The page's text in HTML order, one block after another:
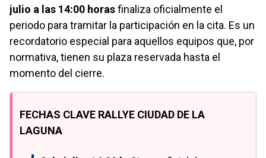
julio a las 14:00 horasfinaliza oficialmente el
periodo para tramitar la participación en la cita. Es un
recordatorio especial para aquellos equipos que, por
normativa, tienen su plaza reservada hasta el
momento del cierre.
FECHAS CLAVE RALLYE CIUDAD DE LA
LAGUNA